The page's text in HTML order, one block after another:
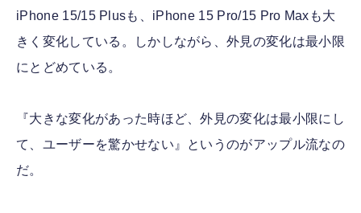
iPhone 15/15 Plusも、iPhone 15 Pro/15 Pro Maxも大
きく変化している。しかしながら、外見の変化は最小限
にとどめている。
『大きな変化があった時ほど、外見の変化は最小限にし
て、ユーザーを驚かせない』というのがアップル流なの
だ。